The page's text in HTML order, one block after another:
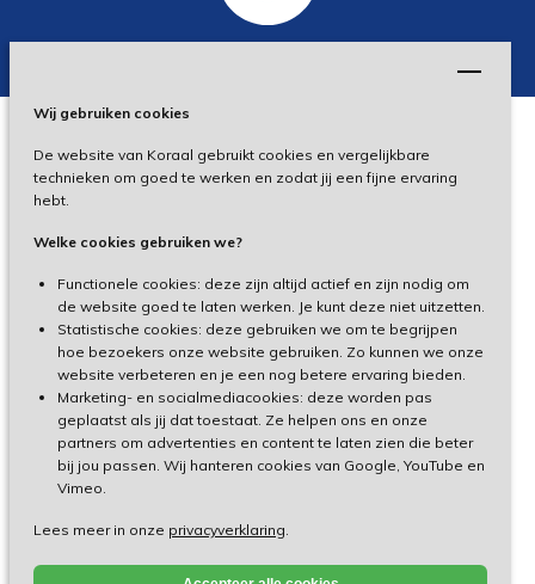
Wij gebruiken cookies
De website van Koraal gebruikt cookies en vergelijkbare
technieken om goed te werken en zodat jij een fijne ervaring
hebt.
Welke cookies gebruiken we?
Functionele cookies: deze zijn altijd actief en zijn nodig om
de website goed te laten werken. Je kunt deze niet uitzetten.
Statistische cookies: deze gebruiken we om te begrijpen
hoe bezoekers onze website gebruiken. Zo kunnen we onze
website verbeteren en je een nog betere ervaring bieden.
Marketing- en socialmediacookies: deze worden pas
geplaatst als jij dat toestaat. Ze helpen ons en onze
partners om advertenties en content te laten zien die beter
bij jou passen. Wij hanteren cookies van Google, YouTube en
Vimeo.
Lees meer in onze privacyverklaring.
Privacy
Toegankelijkheid
Cliëntenportaal
Medewerkersportaal
TeamViewer
Made by Ivengi